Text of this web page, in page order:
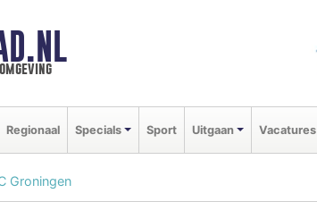
Regionaal Specials Sport Uitgaan Vacatures
Groningen